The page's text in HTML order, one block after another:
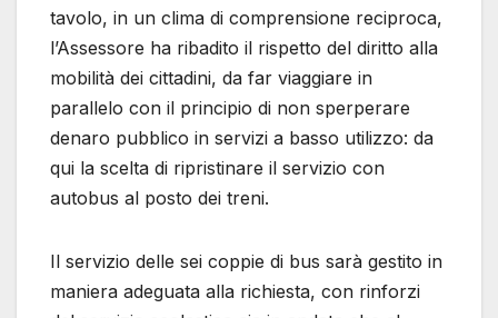
tavolo, in un clima di comprensione reciproca,
l’Assessore ha ribadito il rispetto del diritto alla
mobilità dei cittadini, da far viaggiare in
parallelo con il principio di non sperperare
denaro pubblico in servizi a basso utilizzo: da
qui la scelta di ripristinare il servizio con
autobus al posto dei treni.
Il servizio delle sei coppie di bus sarà gestito in
maniera adeguata alla richiesta, con rinforzi